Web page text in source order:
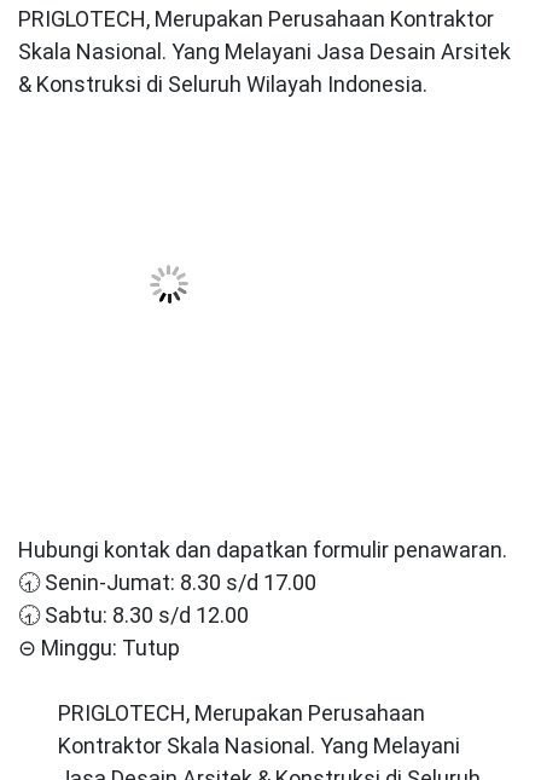
PRIGLOTECH, Merupakan Perusahaan Kontraktor
Skala Nasional. Yang Melayani Jasa Desain Arsitek
& Konstruksi di Seluruh Wilayah Indonesia.
Hubungi kontak dan dapatkan formulir penawaran.
🕣 Senin-Jumat: 8.30 s/d 17.00
🕣 Sabtu: 8.30 s/d 12.00
⊝ Minggu: Tutup
PRIGLOTECH, Merupakan Perusahaan
Kontraktor Skala Nasional. Yang Melayani